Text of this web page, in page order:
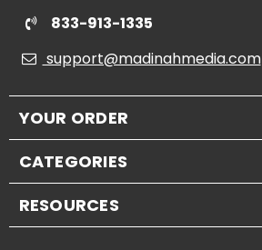
833-913-1335
support@madinahmedia.com
YOUR ORDER
CATEGORIES
RESOURCES